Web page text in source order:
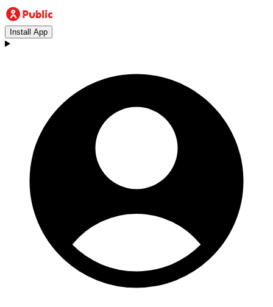
Install App